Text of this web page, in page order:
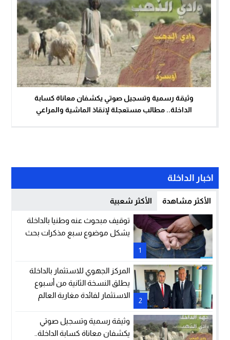
وثيقة رسمية وتسجيل صوتي يكشفان معاناة كسابة
الداخلة.. مطالب مستعجلة لإنقاذ الماشية والمراعي
اخبار الداخلة
الأكثر مشاهدة الأكثر شعبية
1
توقيف مبحوث عنه وطنيا بالداخلة
يشكل موضوع سبع مذكرات بحث
2
المركز الجهوي للاستثمار بالداخلة
يطلق النسخة الثانية من أسبوع
الاستثمار لفائدة مغاربة العالم
وثيقة رسمية وتسجيل صوتي
يكشفان معاناة كسابة الداخلة..